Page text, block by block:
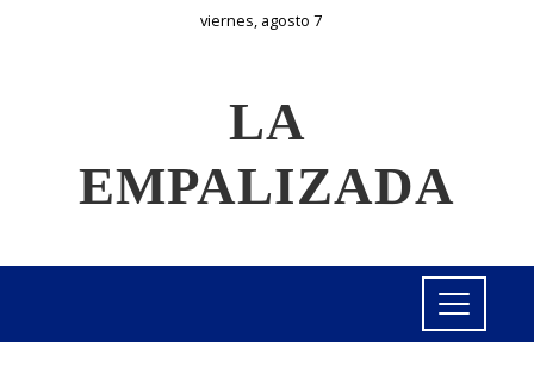
viernes, agosto 7
LA
EMPALIZADA